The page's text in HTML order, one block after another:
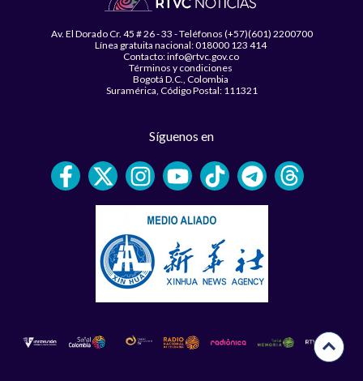
Av. El Dorado Cr. 45 # 26 - 33 - Teléfonos (+57)(601) 2200700
Línea gratuita nacional: 018000 123 414
Contacto: info@rtvc.gov.co
Términos y condiciones
Bogotá D.C., Colombia
Suramérica, Código Postal: 111321
Síguenos en